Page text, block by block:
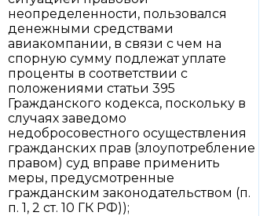
неопределенности, пользовался
денежными средствами
авиакомпании, в связи с чем на
спорную сумму подлежат уплате
проценты в соответствии с
положениями статьи 395
Гражданского кодекса, поскольку в
случаях заведомо
недобросовестного осуществления
гражданских прав (злоупотребление
правом) суд вправе применить
меры, предусмотренные
гражданским законодательством (п.
п. 1, 2 ст. 10 ГК РФ));